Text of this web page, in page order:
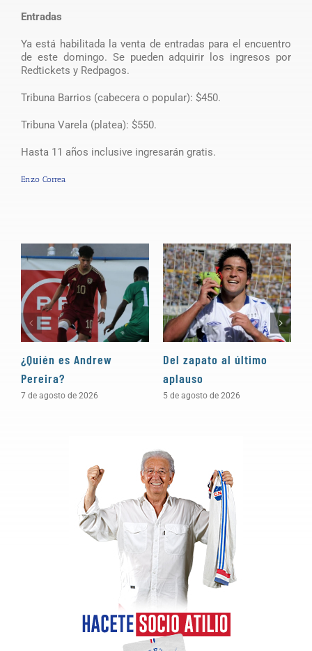
Entradas
Ya está habilitada la venta de entradas para el encuentro
de este domingo. Se pueden adquirir los ingresos por
Redtickets y Redpagos.
Tribuna Barrios (cabecera o popular): $450.
Tribuna Varela (platea): $550.
Hasta 11 años inclusive ingresarán gratis.
Enzo Correa
¿Quién es Andrew
Pereira?
7 de agosto de 2026
Del zapato al último
aplauso
5 de agosto de 2026